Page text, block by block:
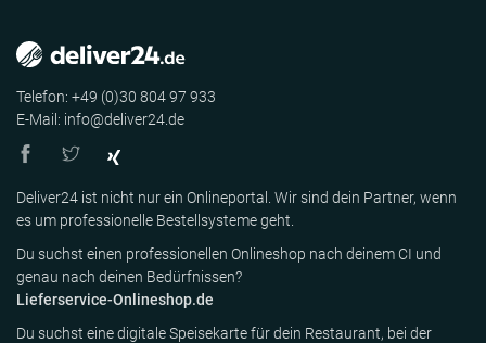
Telefon: +49 (0)30 804 97 933
E-Mail: info@deliver24.de
Deliver24 ist nicht nur ein Onlineportal. Wir sind dein Partner, wenn
es um professionelle Bestellsysteme geht.
Du suchst einen professionellen Onlineshop nach deinem CI und
genau nach deinen Bedürfnissen?
Lieferservice-Onlineshop.de
Du suchst eine digitale Speisekarte für dein Restaurant, bei der